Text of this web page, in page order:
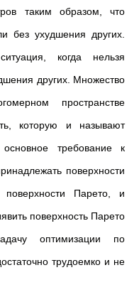
таким образом, что
без ухудшения других.
когда нельзя
других. Множество
пространстве
которую и называют
требование к
поверхности
Парето, и
поверхность Парето
оптимизации по
трудоемко и не